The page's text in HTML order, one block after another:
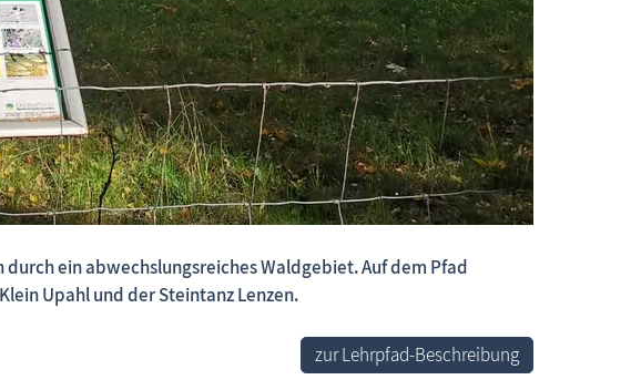
Unterkünfte, neue Beiträge, neue Bilderserien von traditionellen Festen
ein abwechslungsreiches Waldgebiet. Auf dem Pfad
Upahl und der Steintanz Lenzen.
zur Lehrpfad-Beschreibung